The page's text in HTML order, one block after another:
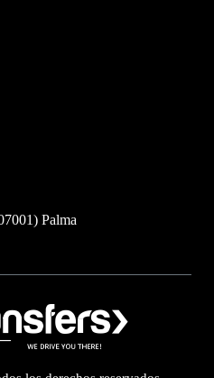
Palma